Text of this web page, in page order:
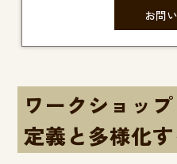
お問
ワークショッ
定義と多様化